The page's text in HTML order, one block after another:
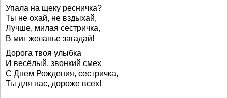
Упала на щеку ресничка?
Ты не охай, не вздыхай,
Лучше, милая сестричка,
В миг желанье загадай!
Дорога твоя улыбка
И весёлый, звонкий смех
С Днем Рождения, сестричка,
Ты для нас, дороже всех!